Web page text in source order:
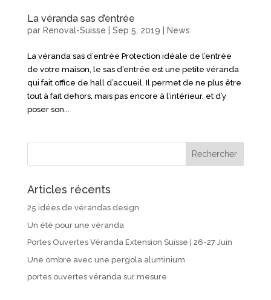
La véranda sas d’entrée
par Renoval-Suisse Sep 5, 2019 News
La véranda sas d’entrée Protection idéale de l’entrée
de votre maison, le sas d’entrée est une petite véranda
qui fait office de hall d’accueil. Il permet de ne plus être
tout à fait dehors, mais pas encore à l’intérieur, et d’y
poser son...
Articles récents
25 idées de vérandas design
Un été pour une véranda
Portes Ouvertes Véranda Extension Suisse | 26-27 Juin
Une ombre avec une pergola aluminium
portes ouvertes véranda sur mesure